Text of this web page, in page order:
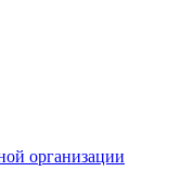
организации